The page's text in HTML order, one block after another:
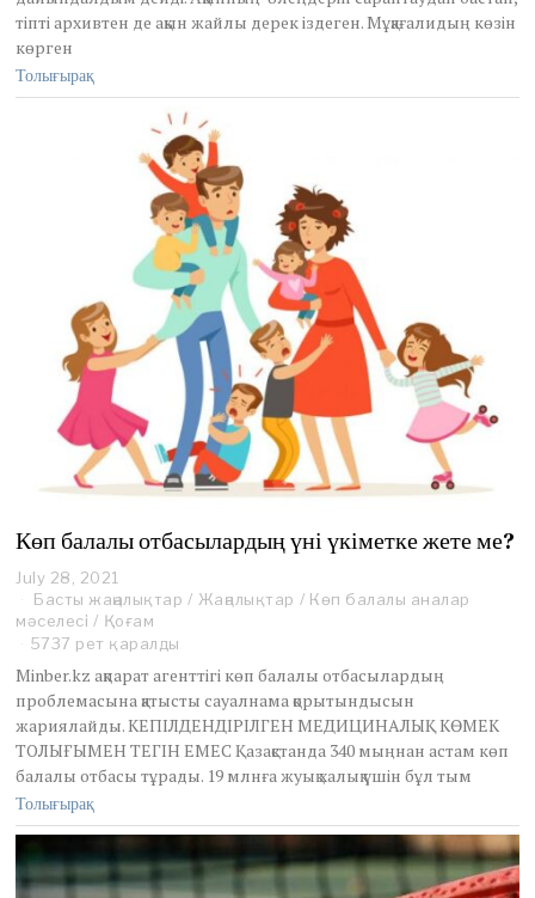
2
2
3
тіпті архивтен де ақын жайлы дерек іздеген. Мұқағалидың көзін
көрген
Толығырақ
Көп балалы отбасылардың үні үкіметке жете ме?
July 28, 2021
u
l
y
8
,
2
0
2
Басты жаңалықтар / Жаңалықтар / Көп балалы аналар
мәселесі / Қоғам
5737 рет қаралды
Minber.kz ақпарат агенттігі көп балалы отбасылардың
проблемасына қатысты сауалнама қорытындысын
жариялайды. КЕПІЛДЕНДІРІЛГЕН МЕДИЦИНАЛЫҚ КӨМЕК
ТОЛЫҒЫМЕН ТЕГІН ЕМЕС Қазақстанда 340 мыңнан астам көп
балалы отбасы тұрады. 19 млнға жуық халық үшін бұл тым
Толығырақ